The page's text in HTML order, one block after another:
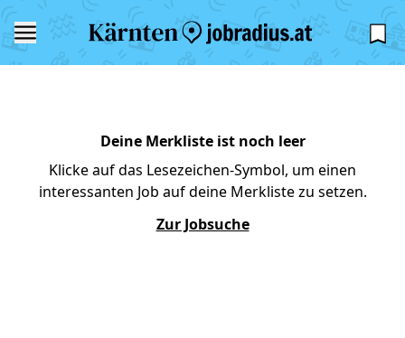
Deine Merkliste ist noch leer
Klicke auf das Lesezeichen-Symbol, um einen
interessanten Job auf deine Merkliste zu setzen.
Zur Jobsuche